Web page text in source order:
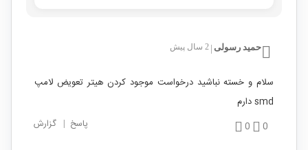
حمید رسولی 2 سال پیش
سلام و خسته نباشید درخواست موجود کردن هیتر تعویض لامپ
smd دارم
0
0 پاسخ | گزارش